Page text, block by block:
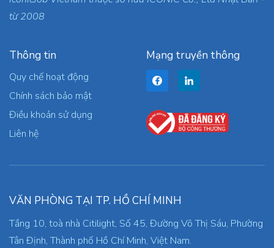
từ 2008
Thông tin
Quy chế hoạt động
Chính sách bảo mật
Điều khoản sử dụng
Liên hệ
Mạng truyền thông
VĂN PHÒNG TẠI TP. HỒ CHÍ MINH
Tầng 10, toà nhà Citilight, Số 45, Đường Võ Thị Sáu, Phường
Tân Định, Thành phố Hồ Chí Minh, Việt Nam.